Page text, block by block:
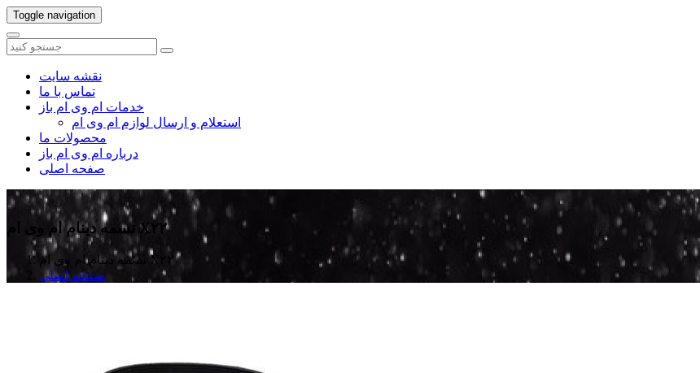
Toggle navigation
نقشه سایت
تماس با ما
خدمات ام وی ام باز
استعلام و ارسال لوازم ام وی ام
محصولات ما
درباره ام وی ام باز
صفحه اصلی
تسمه دینام ام وی ام X۲۲
تسمه دینام ام وی ام X۲۲
صفحه اصلی